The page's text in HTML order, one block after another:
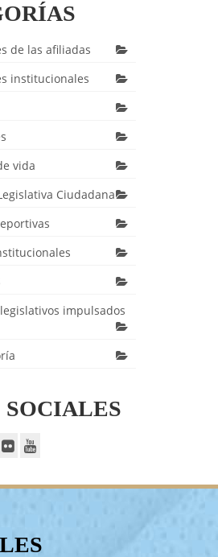
de las afiliadas
institucionales
vida
Ciudadana
impulsados
SOCIALES